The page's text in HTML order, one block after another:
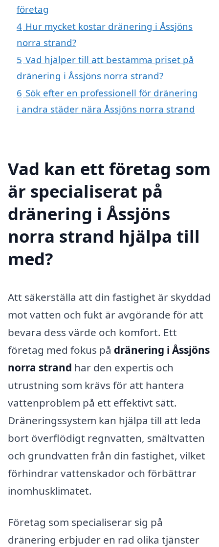
företag
4 Hur mycket kostar dränering i Åssjöns
norra strand?
5 Vad hjälper till att bestämma priset på
dränering i Åssjöns norra strand?
6 Sök efter en professionell för dränering
i andra städer nära Åssjöns norra strand
Vad kan ett företag som
är specialiserat på
dränering i Åssjöns
norra strand hjälpa till
med?
Att säkerställa att din fastighet är skyddad
mot vatten och fukt är avgörande för att
bevara dess värde och komfort. Ett
företag med fokus på dränering i Åssjöns
norra strand har den expertis och
utrustning som krävs för att hantera
vattenproblem på ett effektivt sätt.
Dräneringssystem kan hjälpa till att leda
bort överflödigt regnvatten, smältvatten
och grundvatten från din fastighet, vilket
förhindrar vattenskador och förbättrar
inomhusklimatet.
Företag som specialiserar sig på
dränering erbjuder en rad olika tjänster